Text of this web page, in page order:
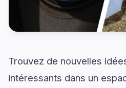
Trouvez de nouvelles
intéressants dans un